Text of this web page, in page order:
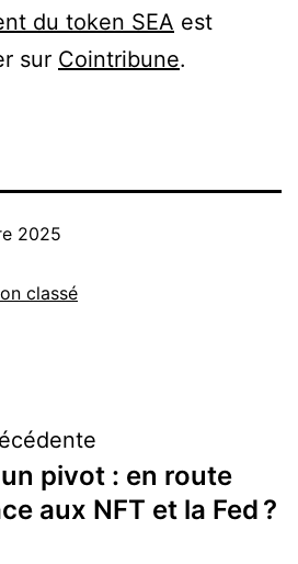
du token SEA est
sur Cointribune.
2025
classé
pivot : en route
aux NFT et la Fed ?